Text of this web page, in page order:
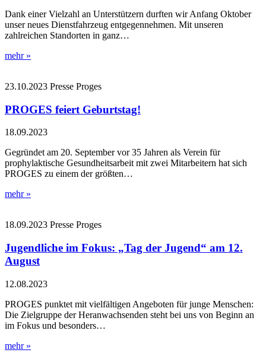
Dank einer Vielzahl an Unterstützern durften wir Anfang Oktober
unser neues Dienstfahrzeug entgegennehmen. Mit unseren
zahlreichen Standorten in ganz…
mehr »
23.10.2023 Presse Proges
PROGES feiert Geburtstag!
18.09.2023
Gegründet am 20. September vor 35 Jahren als Verein für
prophylaktische Gesundheitsarbeit mit zwei Mitarbeitern hat sich
PROGES zu einem der größten…
mehr »
18.09.2023 Presse Proges
Jugendliche im Fokus: „Tag der Jugend“ am 12.
August
12.08.2023
PROGES punktet mit vielfältigen Angeboten für junge Menschen:
Die Zielgruppe der Heranwachsenden steht bei uns von Beginn an
im Fokus und besonders…
mehr »